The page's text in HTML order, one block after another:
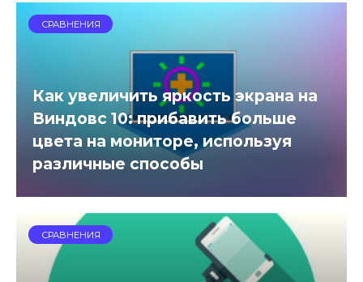
СРАВНЕНИЯ
Как увеличить яркость экрана на
Виндовс 10: прибавить больше
цвета на мониторе, используя
различные способы
СРАВНЕНИЯ